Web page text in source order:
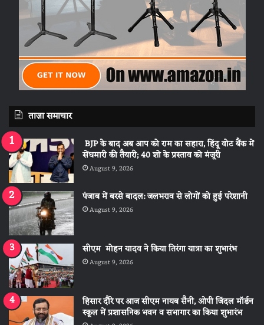
ताज़ा समाचार
BJP के बाद अब आप को राम का सहारा, हिंदू वोट बैंक में
सेंधमारी की तैयारी; 40 शो के प्रस्ताव को मंजूरी
August 9, 2026
पंजाब में बरसे बादल: जलभराव से लोगों को हुई परेशानी
August 9, 2026
सीएम मोहन यादव ने किया तिरंगा यात्रा का शुभारंभ
August 9, 2026
हिसार दौरे पर आज सीएम नायब सैनी, ओपी जिंदल मॉर्डन
स्कूल में प्रशासनिक भवन व सभागार का किया शुभारंभ